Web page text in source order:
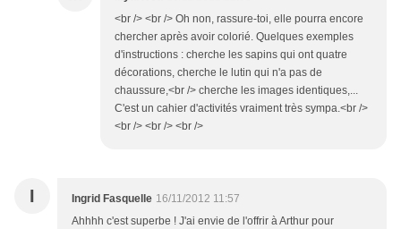
<br /> <br /> Oh non, rassure-toi, elle pourra encore
chercher après avoir colorié. Quelques exemples
d'instructions : cherche les sapins qui ont quatre
décorations, cherche le lutin qui n'a pas de
chaussure,<br /> cherche les images identiques,...
C'est un cahier d'activités vraiment très sympa.<br />
<br /> <br /> <br />
I Ingrid Fasquelle 16/11/2012 11:57
Ahhhh c'est superbe ! J'ai envie de l'offrir à Arthur pour